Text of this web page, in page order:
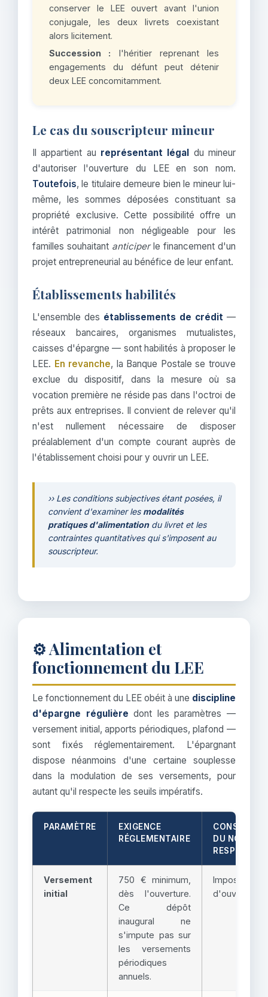
conserver le LEE ouvert avant l'union
conjugale, les deux livrets coexistant
alors licitement.
Succession : l'héritier reprenant les
engagements du défunt peut détenir
deux LEE concomitamment.
Le cas du souscripteur mineur
Il appartient au représentant légal du mineur
d'autoriser l'ouverture du LEE en son nom.
Toutefois, le titulaire demeure bien le mineur lui-
même, les sommes déposées constituant sa
propriété exclusive. Cette possibilité offre un
intérêt patrimonial non négligeable pour les
familles souhaitant anticiperle financement d'un
projet entrepreneurial au bénéfice de leur enfant.
Établissements habilités
L'ensemble des établissements de crédit —
réseaux bancaires, organismes mutualistes,
caisses d'épargne — sont habilités à proposer le
LEE. En revanche, la Banque Postale se trouve
exclue du dispositif, dans la mesure où sa
vocation première ne réside pas dans l'octroi de
prêts aux entreprises. Il convient de relever qu'il
n'est nullement nécessaire de disposer
préalablement d'un compte courant auprès de
l'établissement choisi pour y ouvrir un LEE.
›› Les conditions subjectives étant posées, il
convient d'examiner les modalités
pratiques d'alimentationdu livret et les
contraintes quantitatives qui s'imposent au
souscripteur.
⚙️ Alimentation et
fonctionnement du LEE
Le fonctionnement du LEE obéit à une discipline
d'épargne régulière dont les paramètres —
versement initial, apports périodiques, plafond —
sont fixés réglementairement. L'épargnant
dispose néanmoins d'une certaine souplesse
dans la modulation de ses versements, pour
autant qu'il respecte les seuils impératifs.
PARAMÈTRE
EXIGENCE
RÉGLEMENTAIRE
DU NON-
RESPECT
Versement
initial
750 € minimum,
dès l'ouverture.
Ce dépôt
inaugural ne
s'impute pas sur
les versements
périodiques
annuels.
Impossibilité
d'ouvrir le